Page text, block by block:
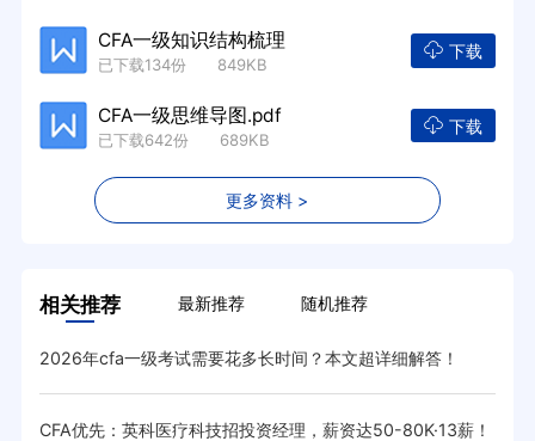
CFA一级知识结构梳理
已下载134份 849KB
下载
CFA一级思维导图.pdf
已下载642份 689KB
下载
更多资料 >
相关推荐 最新推荐 随机推荐
2026年cfa一级考试需要花多长时间？本文超详细解答！
CFA优先：英科医疗科技招投资经理，薪资达50-80K·13薪！